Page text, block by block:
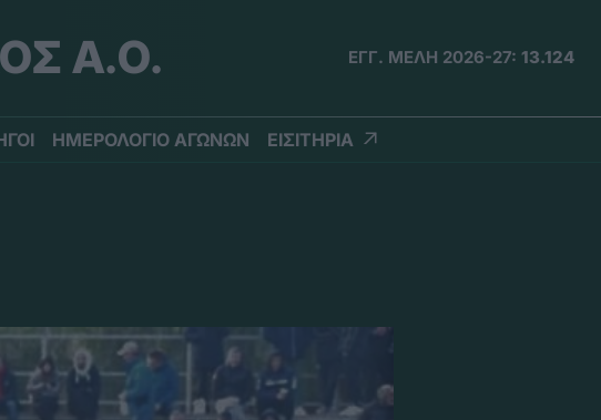
Α.Ο. ΕΓΓ. ΜΕΛΗ 2026-27: 13.124
ΗΜΕΡΟΛΟΓΙΟ ΑΓΩΝΩΝ ΕΙΣΙΤΗΡΙΑ